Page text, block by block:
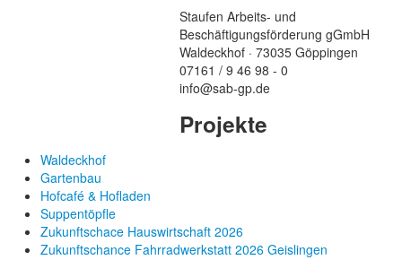
Staufen Arbeits- und
Beschäftigungsförderung gGmbH
Waldeckhof · 73035 Göppingen
07161 / 9 46 98 - 0
info@sab-gp.de
Projekte
Waldeckhof
Gartenbau
Hofcafé & Hofladen
Suppentöpfle
Zukunftschace Hauswirtschaft 2026
Zukunftschance Fahrradwerkstatt 2026 Geislingen